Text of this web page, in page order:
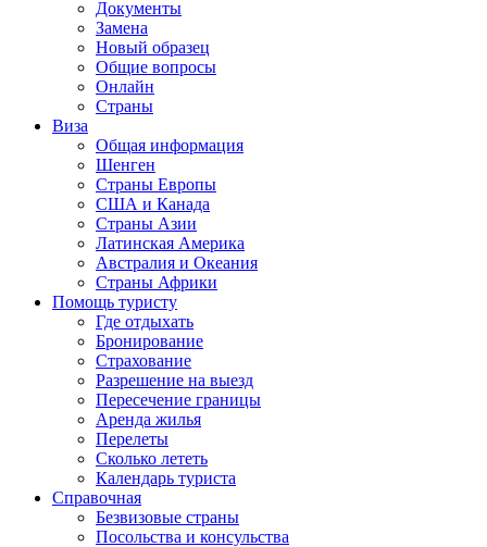
Документы
Замена
Новый образец
Общие вопросы
Онлайн
Страны
Виза
Общая информация
Шенген
Страны Европы
США и Канада
Страны Азии
Латинская Америка
Австралия и Океания
Страны Африки
Помощь туристу
Где отдыхать
Бронирование
Страхование
Разрешение на выезд
Пересечение границы
Аренда жилья
Перелеты
Сколько лететь
Календарь туриста
Справочная
Безвизовые страны
Посольства и консульства